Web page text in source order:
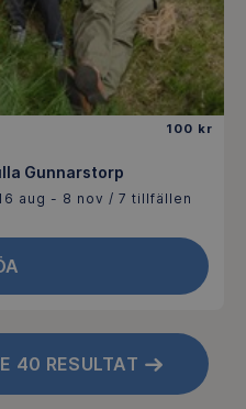
100 kr
Gunnarstorp
aug - 8 nov / 7 tillfällen
40 RESULTAT